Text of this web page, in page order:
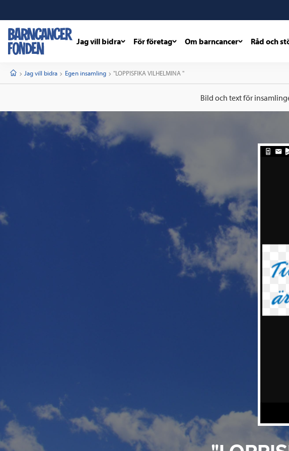
Jag vill bidra För företag Om barncancer Råd och
StartJag vill bidra Egen insamling Current:
"LOPPISFIKA VILHELMINA "
Bild och text för